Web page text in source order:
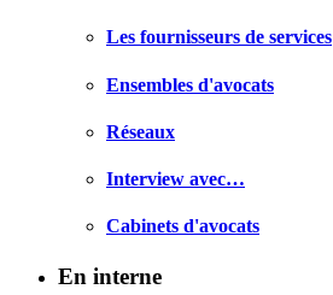
Les fournisseurs de services
Ensembles d'avocats
Réseaux
Interview avec…
Cabinets d'avocats
En interne